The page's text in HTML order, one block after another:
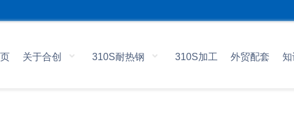
关于合创 310S耐热钢 310S加工 外贸配套 知